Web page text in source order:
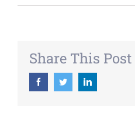
Share This Post
FacebookTwitterLinkedin